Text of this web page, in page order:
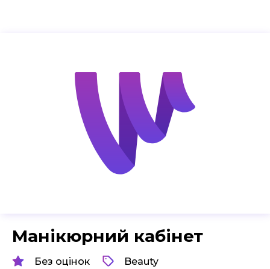
Манікюрний кабінет
Без оцінок
Beauty